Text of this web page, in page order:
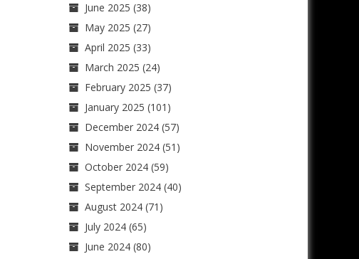
June 2025 (38)
May 2025 (27)
April 2025 (33)
March 2025 (24)
February 2025 (37)
January 2025 (101)
December 2024(57)
November 2024(51)
October 2024(59)
September 2024(40)
August 2024(71)
July 2024(65)
June 2024(80)